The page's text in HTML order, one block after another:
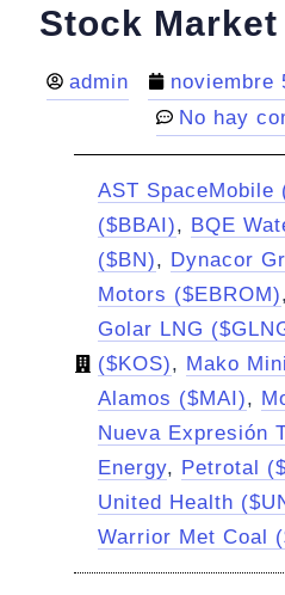
Stock
admin noviembre
No hay
AST SpaceMobile
($BBAI), BQE
($BN), Dynacor
Motors ($EBROM),
Golar LNG
($KOS), Mako
Alamos ($MAI),
Nueva Expresión
Energy, Petrotal
United Health
Warrior Met Coal